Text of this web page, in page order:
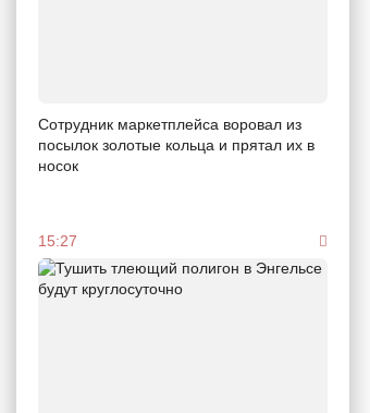
Сотрудник маркетплейса воровал из
посылок золотые кольца и прятал их в
носок
15:27